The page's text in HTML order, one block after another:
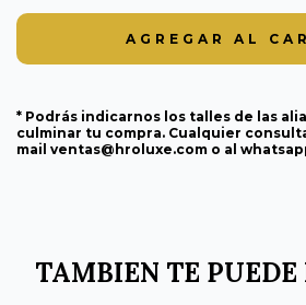
* Podrás indicarnos los talles de las
culminar tu compra. Cualquier
mail ventas@hroluxe.com o al
TAMBIEN TE PUEDE